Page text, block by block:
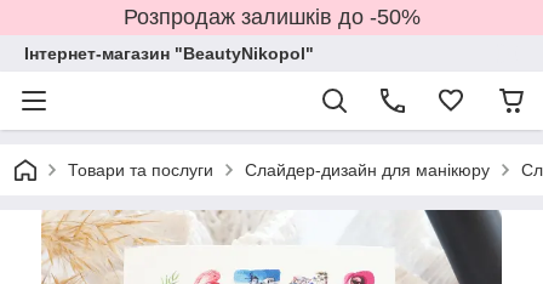
Розпродаж залишків до -50%
Інтернет-магазин "BeautyNikopol"
Товари та послуги Слайдер-дизайн для манікюру